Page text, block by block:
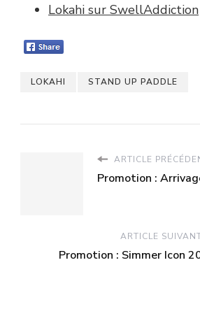
Lokahi sur SwellAddiction
LOKAHI STAND UP PADDLE
ARTICLE
Promotion :
ARTICLE
Promotion : Simmer Icon